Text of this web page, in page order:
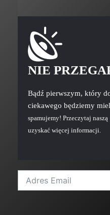
NIE
Bądź pierwszym, który
ciekawego będziemy
spamujemy! Przeczytaj naszą
uzyskać więcej informacji.